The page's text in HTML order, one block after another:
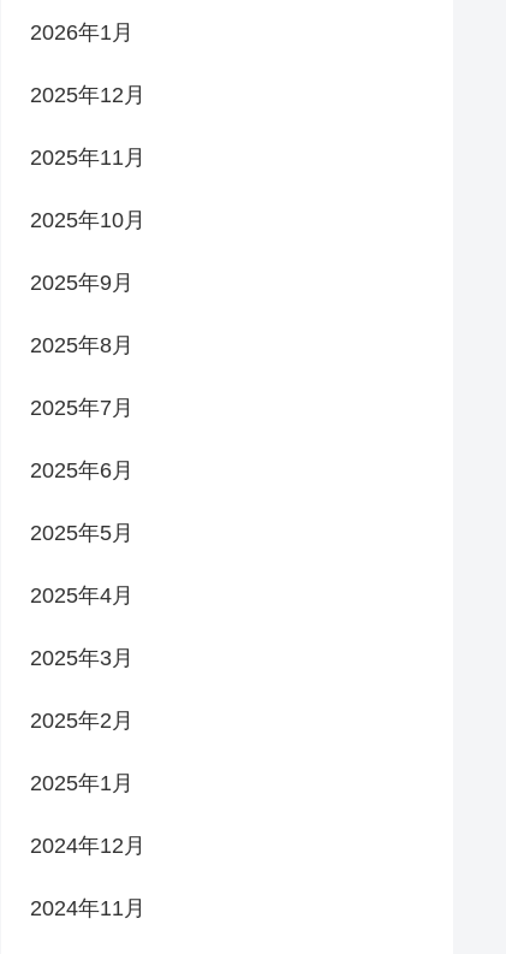
2026年1月
2025年12月
2025年11月
2025年10月
2025年9月
2025年8月
2025年7月
2025年6月
2025年5月
2025年4月
2025年3月
2025年2月
2025年1月
2024年12月
2024年11月